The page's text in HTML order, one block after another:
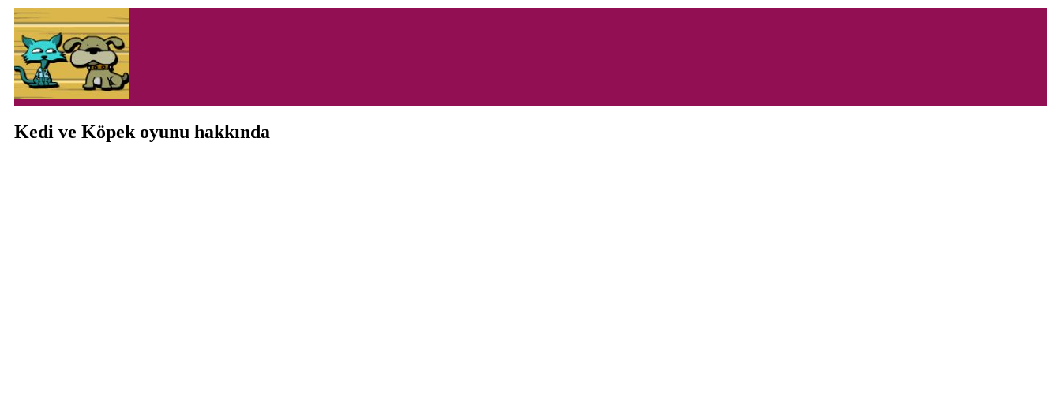
Kedi ve Köpek oyunu hakkında